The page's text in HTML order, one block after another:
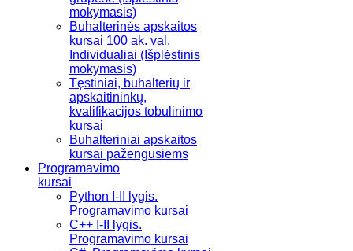
mokymasis)
Buhalterinės apskaitos
kursai 100 ak. val.
Individualiai (Išplėstinis
mokymasis)
Tęstiniai, buhalterių ir
apskaitininkų,
kvalifikacijos tobulinimo
kursai
Buhalteriniai apskaitos
kursai pažengusiems
Programavimo
kursai
Python I-II lygis.
Programavimo kursai
C++ I-II lygis.
Programavimo kursai